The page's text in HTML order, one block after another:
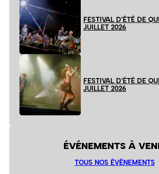
FESTIVAL D’ÉTÉ DE
JUILLET 2026
FESTIVAL D’ÉTÉ DE
JUILLET 2026
ÉVÉNEMENTS À
TOUS NOS ÉVÉNEMENTS